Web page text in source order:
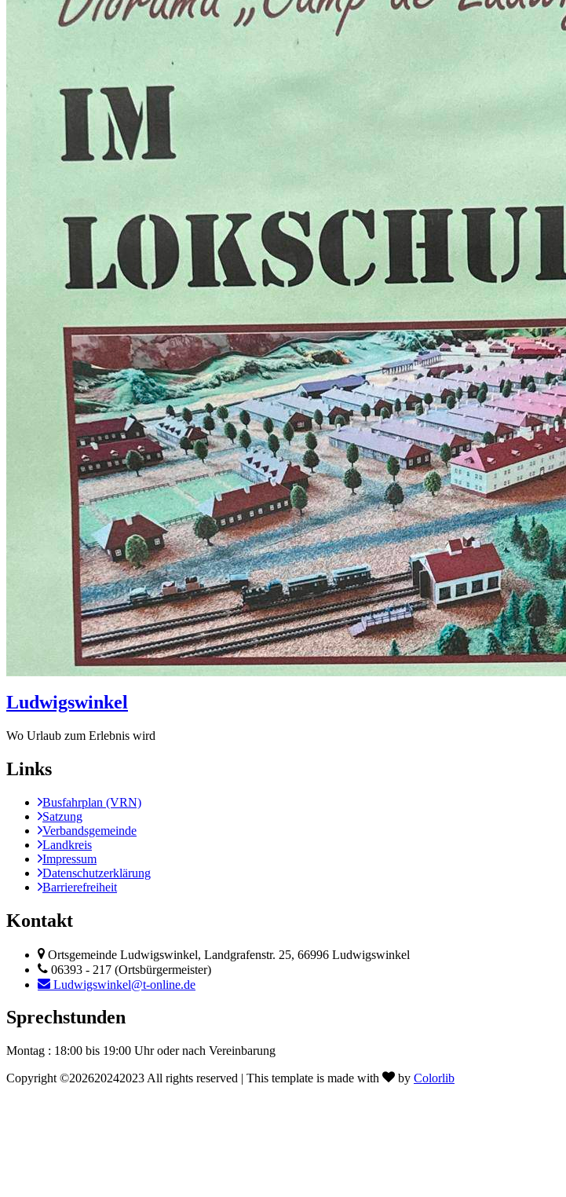
Ludwigswinkel
Wo Urlaub zum Erlebnis wird
Links
Busfahrplan (VRN)
Satzung
Verbandsgemeinde
Landkreis
Impressum
Datenschutzerklärung
Barrierefreiheit
Kontakt
Ortsgemeinde Ludwigswinkel, Landgrafenstr. 25, 66996 Ludwigswinkel
06393 - 217 (Ortsbürgermeister)
Ludwigswinkel@t-online.de
Sprechstunden
Montag : 18:00 bis 19:00 Uhr oder nach Vereinbarung
Copyright ©202620242023 All rights reserved | This template is made with by Colorlib